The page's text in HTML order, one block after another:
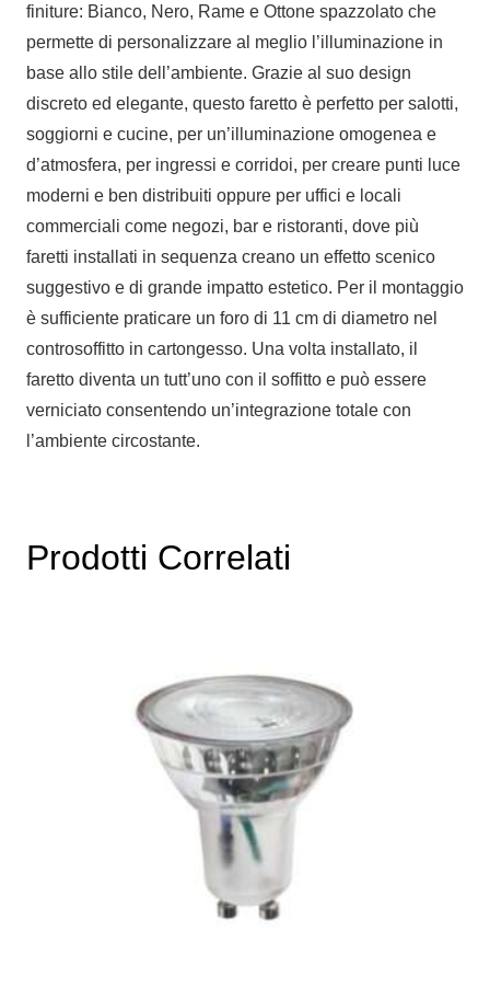
finiture: Bianco, Nero, Rame e Ottone spazzolato che
permette di personalizzare al meglio l’illuminazione in
base allo stile dell’ambiente. Grazie al suo design
discreto ed elegante, questo faretto è perfetto per salotti,
soggiorni e cucine, per un’illuminazione omogenea e
d’atmosfera, per ingressi e corridoi, per creare punti luce
moderni e ben distribuiti oppure per uffici e locali
commerciali come negozi, bar e ristoranti, dove più
faretti installati in sequenza creano un effetto scenico
suggestivo e di grande impatto estetico. Per il montaggio
è sufficiente praticare un foro di 11 cm di diametro nel
controsoffitto in cartongesso. Una volta installato, il
faretto diventa un tutt’uno con il soffitto e può essere
verniciato consentendo un’integrazione totale con
l’ambiente circostante.
Prodotti Correlati